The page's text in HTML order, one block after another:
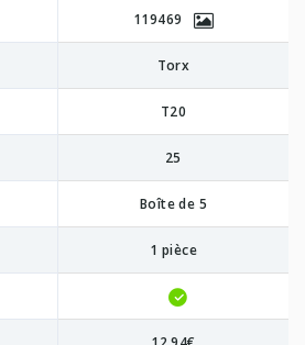
119469
Torx
T20
25
Boîte de 5
1 pièce